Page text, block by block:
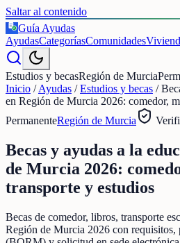
Saltar al contenido
€
Guía Ayudas
AyudasCategoríasComunidades
Estudios y becasRegión de Murcia
Inicio /Ayudas /Estudios y becas /
en Región de Murcia 2026: comedor,
PermanenteRegión de Murcia
Becas y ayudas a la
de Murcia 2026:
transporte y estudios
Becas de comedor, libros, transporte
Región de Murcia 2026 con requisitos,